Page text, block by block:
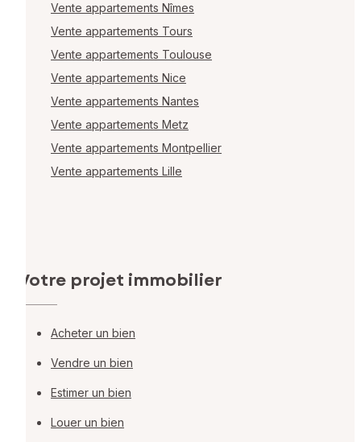
Vente appartements Nîmes
Vente appartements Tours
Vente appartements Toulouse
Vente appartements Nice
Vente appartements Nantes
Vente appartements Metz
Vente appartements Montpellier
Vente appartements Lille
Votre projet immobilier
Acheter un bien
Vendre un bien
Estimer un bien
Louer un bien